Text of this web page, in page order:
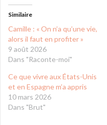
Similaire
Camille : « On n’a qu’une vie,
alors il faut en profiter »
9 août 2026
Dans "Raconte-moi"
Ce que vivre aux États-Unis
et en Espagne m’a appris
10 mars 2026
Dans "Brut"